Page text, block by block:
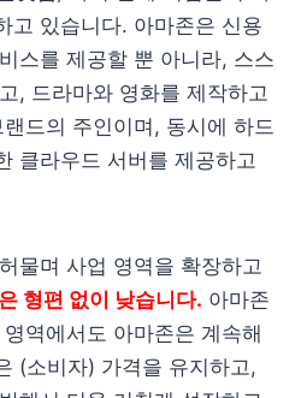
고 있습니다. 아마존은 신용
스를 제공할 뿐 아니라, 스스
, 드라마와 영화를 제작하고
드의 주인이며, 동시에 하드
클라우드 서버를 제공하고
물며 사업 영역을 확장하고
형편 없이 낮습니다. 아마존
역에서도 아마존은 계속해
(소비자) 가격을 유지하고,